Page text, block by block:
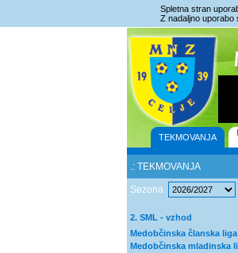
Spletna stran
Z nadaljno uporabo
TEKMOVANJA
.: TEKMOVANJA
Sezona
2. SML - vzhod
Medobčinska članska liga
Medobčinska mladinska